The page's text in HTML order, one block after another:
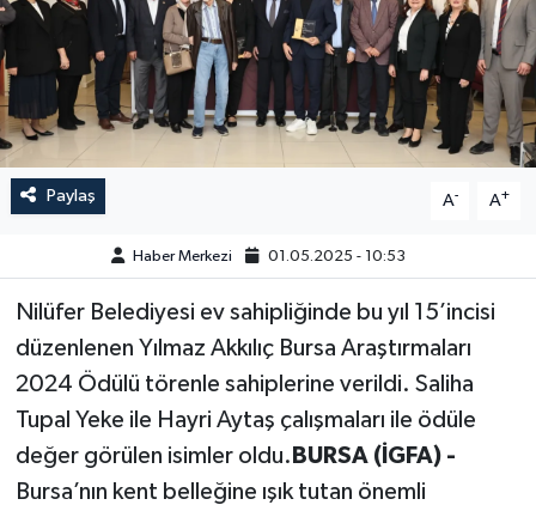
Paylaş A- A+
Haber Merkezi 01.05.2025 - 10:53
Nilüfer Belediyesi ev sahipliğinde bu yıl 15’incisi
düzenlenen Yılmaz Akkılıç Bursa Araştırmaları
2024 Ödülü törenle sahiplerine verildi. Saliha
Tupal Yeke ile Hayri Aytaş çalışmaları ile ödüle
değer görülen isimler oldu. BURSA (İGFA) -
Bursa’nın kent belleğine ışık tutan önemli
GÜNDEM
HABERDE İNSAN
KÜLTÜR-SANAT
ÖZEL HABER
POLİTİKA
SAĞLIK